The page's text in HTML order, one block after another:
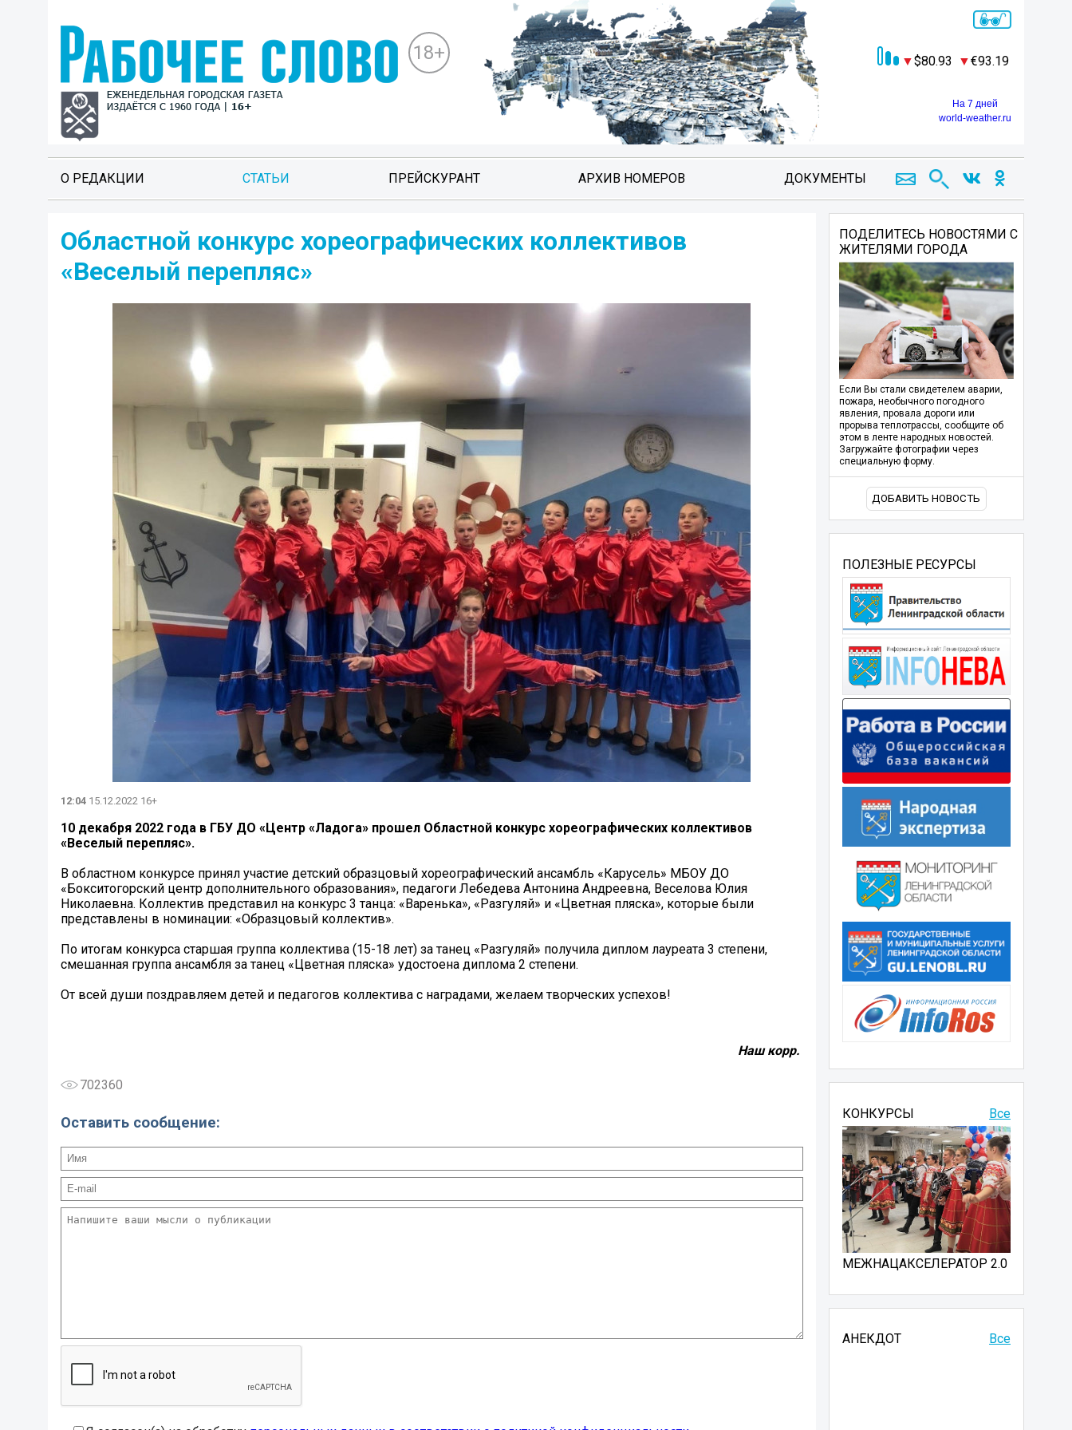
18+ 80.93 93.19
На 7 дней
world-weather.ru
О РЕДАКЦИИ СТАТЬИ ПРЕЙСКУРАНТ АРХИВ НОМЕРОВ ДОКУМЕНТЫ
Областной конкурс хореографических коллективов
«Веселый перепляс»
12:04 15.12.2022 16+
10 декабря 2022 года в ГБУ ДО «Центр «Ладога» прошел Областной конкурс хореографических коллективов
«Веселый перепляс».
В областном конкурсе принял участие детский образцовый хореографический ансамбль «Карусель» МБОУ ДО
«Бокситогорский центр дополнительного образования», педагоги Лебедева Антонина Андреевна, Веселова Юлия
Николаевна. Коллектив представил на конкурс 3 танца: «Варенька», «Разгуляй» и «Цветная пляска», которые были
представлены в номинации: «Образцовый коллектив».
По итогам конкурса старшая группа коллектива (15-18 лет) за танец «Разгуляй» получила диплом лауреата 3 степени,
смешанная группа ансамбля за танец «Цветная пляска» удостоена диплома 2 степени.
От всей души поздравляем детей и педагогов коллектива с наградами, желаем творческих успехов!
Наш корр.
702360
Оставить сообщение:
ПОДЕЛИТЕСЬ НОВОСТЯМИ С
ЖИТЕЛЯМИ ГОРОДА
Если Вы стали свидетелем аварии,
пожара, необычного погодного
явления, провала дороги или
прорыва теплотрассы, сообщите об
этом в ленте народных новостей.
Загружайте фотографии через
специальную форму.
ДОБАВИТЬ НОВОСТЬ
ПОЛЕЗНЫЕ РЕСУРСЫ
Все
КОНКУРСЫ
МЕЖНАЦАКСЕЛЕРАТОР 2.0
АНЕКДОТ Все